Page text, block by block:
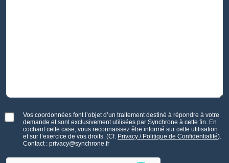
Vos coordonnées font l’objet d’un traitement destiné à répondre à votre
demande et sont exclusivement utilisées par Synchrone à cette fin. En
cochant cette case, vous reconnaissez être informé sur cette utilisation
et sur l’exercice de vos droits. (Cf. Privacy / Politique de Confidentialité).
Contact : privacy@synchrone.fr